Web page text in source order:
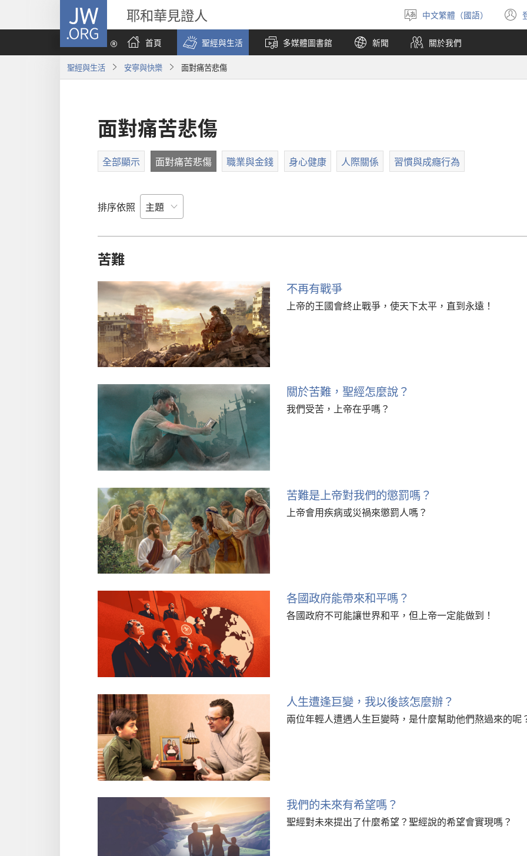
JW.ORG 耶和華見證人
選
擇
語
言
中文繁體（國語）
首頁 聖經與生活 多媒體圖書館 新聞 關於我們
聖經與生活 安寧與快樂 面對痛苦悲傷
面對痛苦悲傷
全部顯示 面對痛苦悲傷 職業與金錢 身心健康 人際關係 習慣與成癮行為
排序依照
苦難
不再有戰爭
上帝的王國會終止戰爭，使天下太平，直到永遠！
關於苦難，聖經怎麼說？
我們受苦，上帝在乎嗎？
苦難是上帝對我們的懲罰嗎？
上帝會用疾病或災禍來懲罰人嗎？
各國政府能帶來和平嗎？
各國政府不可能讓世界和平，但上帝一定能做到！
人生遭逢巨變，我以後該怎麼辦？
兩位年輕人遭遇人生巨變時，是什麼幫助他們熬過來的呢
我們的未來有希望嗎？
聖經對未來提出了什麼希望？聖經說的希望會實現嗎？